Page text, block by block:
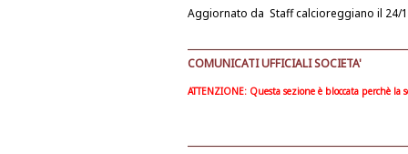
Aggiornato da Staff calcioreggiano il 24/
COMUNICATI UFFICIALI SOCIETA'
ATTENZIONE: Questa sezione è bloccata perchè